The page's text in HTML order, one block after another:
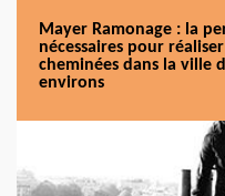
Mayer Ramonage : la
nécessaires pour
cheminées dans la ville
environs